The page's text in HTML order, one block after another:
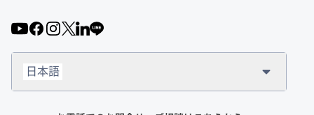
日本語